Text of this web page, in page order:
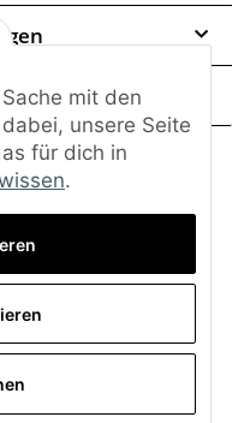
mit den
unsere Seite
für dich in
.